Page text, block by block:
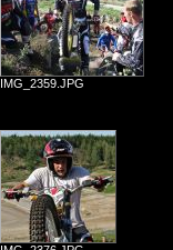
IMG_2359.JPG